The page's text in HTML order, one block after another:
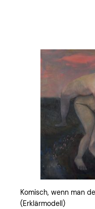
Komisch, wenn man
(Erklärmodell)